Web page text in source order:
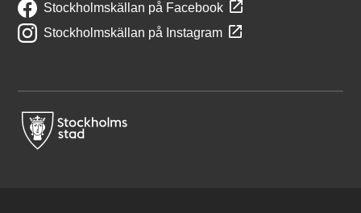
Stockholmskällan på Facebook
Stockholmskällan på Instagram